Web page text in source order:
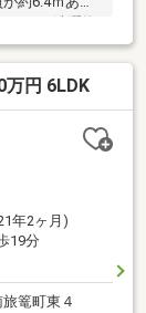
校 徒歩約4分
車で約1分●ロ
社では諸事
多数取り扱っ
ンのご相談、
軽にご連絡く
万円 6LDK
年2ヶ月)
19分
篭町東４